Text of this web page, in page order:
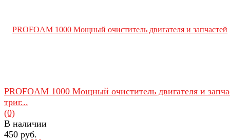
PROFOAM 1000 Мощный очиститель двигателя и
триг...
(0)
В наличии
450 руб.